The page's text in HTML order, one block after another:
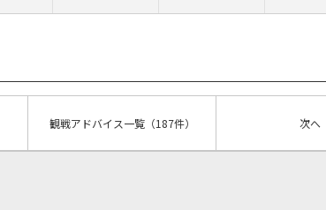
観戦アドバイス一覧（187件） 次へ